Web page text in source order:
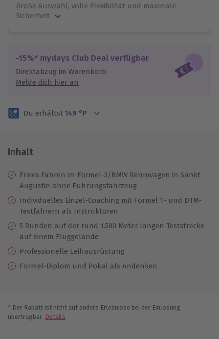
Große Auswahl, volle Flexibilität und maximale
Sicherheit
Jeder Gutschein für alle Erlebnisse einlösbar.
Maximale Sicherheit
3 Jahre gültig & verlängerbar.
-15%* mydays Club Deal verfügbar
Direktabzug im Warenkorb
Melde dich hier an
Du erhältst 149 °P
Inhalt
Freies Fahren im Formel-3/BMW Rennwagen in Sankt
Augustin ohne Führungsfahrzeug
Individuelles Einzel-Coaching mit Formel 1- und DTM-
Testfahrern als Instruktoren
5 Runden auf der rund 1.500 Meter langen Teststrecke
auf einem Fluggelände
Professionelle Leihausrüstung
Formel-Diplom und Pokal als Andenken
* Der Rabatt ist nicht auf andere Erlebnisse bei der Einlösung
übertragbar. Details